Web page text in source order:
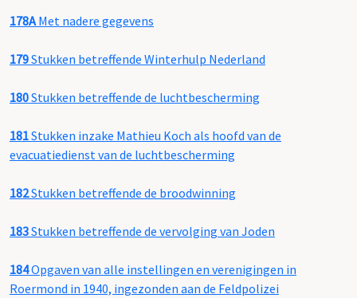
178AMet nadere gegevens
179Stukken betreffende Winterhulp Nederland
180Stukken betreffende de luchtbescherming
181Stukken inzake Mathieu Koch als hoofd van de
evacuatiedienst van de luchtbescherming
182Stukken betreffende de broodwinning
183Stukken betreffende de vervolging van Joden
184Opgaven van alle instellingen en verenigingen in
Roermond in 1940, ingezonden aan de Feldpolizei